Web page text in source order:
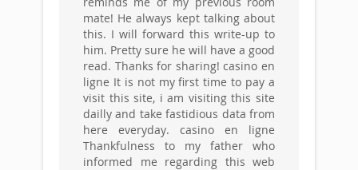
mate! He always kept talking about
this. I will forward this write-up to
him. Pretty sure he will have a good
read. Thanks for sharing! casino en
ligne It is not my first time to pay a
visit this site, i am visiting this site
dailly and take fastidious data from
here everyday. casino en ligne
Thankfulness to my father who
informed me regarding this web